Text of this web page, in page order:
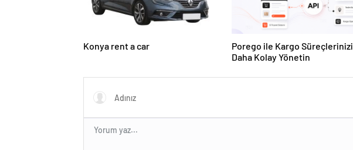
Konya rent a car
Porego ile Kargo Süreçlerinizi
Daha Kolay Yönetin